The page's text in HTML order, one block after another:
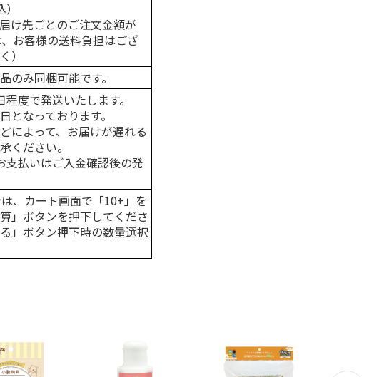
け先ごとのご注文金額が
お客様の送料負担はござ
）
のみ同梱可能です。
度で発送いたします。
なっております。
によって、お届けが遅れる
ください。
支払いはご入金確認後の発
、カート画面で「10+」を
」ボタンを押下してくださ
」ボタン押下時の数量選択